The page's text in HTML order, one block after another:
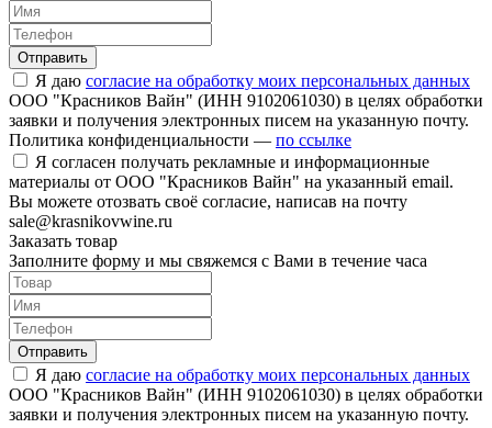
Отправить
Я даю согласие на обработку моих персональных данных
ООО "Красников Вайн" (ИНН 9102061030) в целях обработки
заявки и получения электронных писем на указанную почту.
Политика конфиденциальности — по ссылке
Я согласен получать рекламные и информационные
материалы от ООО "Красников Вайн" на указанный email.
Вы можете отозвать своё согласие, написав на почту
sale@krasnikovwine.ru
Заказать товар
Заполните форму и мы свяжемся с Вами в течение часа
Отправить
Я даю согласие на обработку моих персональных данных
ООО "Красников Вайн" (ИНН 9102061030) в целях обработки
заявки и получения электронных писем на указанную почту.